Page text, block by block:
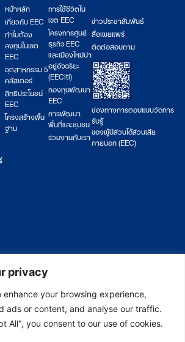
privacy
enhance your browsing experience,
ads or content, and analyse our traffic.
All", you consent to our use of cookies.
หน้าหลัก
เกี่ยวกับ EEC
ทำไมต้อง
ลงทุนในเขต
EEC
อุตสาหกรรม 5
คลัสเตอร์
สิทธิประโยชน์
EEC
โครงสร้างพื้น
ฐาน
การใช้ชีวิตใน
เขต EEC
โครงการศูนย์
ธุรกิจ EEC
และเมืองใหม่น่า
อยู่อัจฉริยะ
(EECiti)
กองทุนพัฒนา
EEC
การพัฒนา
พื้นที่และชุมชน
ร่วมงานกับเรา
ข่าวประชาสัมพันธ์
สื่อเผยแพร่
ติดต่อสอบถาม
ช่องทางการตอบแบบวัดการ
รับรู้
ของผู้มีส่วนได้ส่วนเสีย
ภายนอก (EEC)